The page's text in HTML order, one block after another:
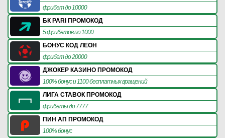
фрибет до 10000
БК PARI ПРОМОКОД
5 фрибетов по 1000
БОНУС КОД ЛЕОН
фрибет до 20000
ДЖОКЕР КАЗИНО ПРОМОКОД
100% бонус и 1100 бесплатных вращений
ЛИГА СТАВОК ПРОМОКОД
фрибеты до 7777
ПИН АП ПРОМОКОД
100% бонус